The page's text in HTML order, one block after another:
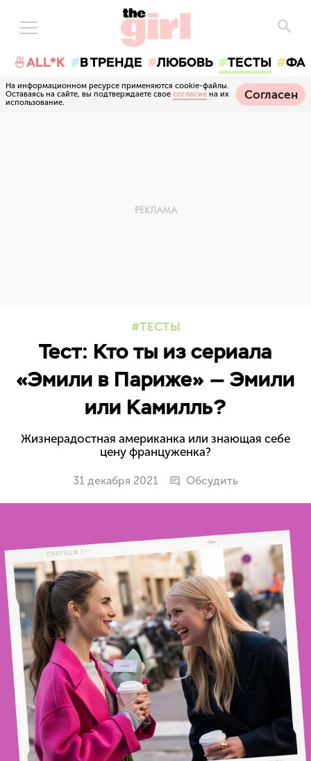
🍜ALL*K В ТРЕНДЕ ЛЮБОВЬ ТЕСТЫ
На информационном ресурсе применяются cookie-файлы.
Оставаясь на сайте, вы подтверждаете свое согласие на их
использование.
Согласен
ТЕСТЫ
Тест: Кто ты из сериала
«Эмили в Париже» — Эмили
или Камилль?
Жизнерадостная американка или знающая себе
цену француженка?
31 декабря 2021 Обсудить